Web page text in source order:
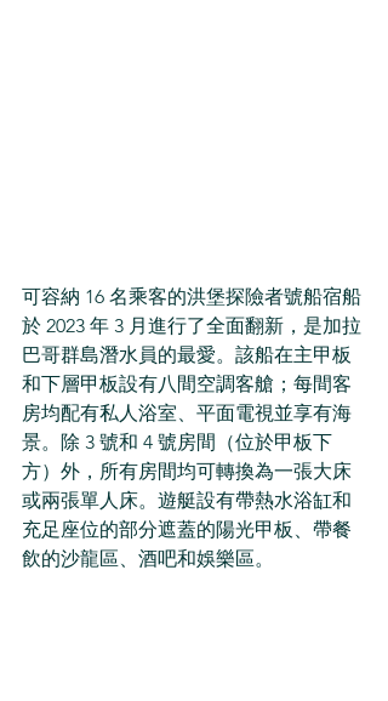
可容納 16 名乘客的洪堡探險者號船宿船
於 2023 年 3 月進行了全面翻新，是加拉
巴哥群島潛水員的最愛。該船在主甲板
和下層甲板設有八間空調客艙；每間客
房均配有私人浴室、平面電視並享有海
景。除 3 號和 4 號房間（位於甲板下
方）外，所有房間均可轉換為一張大床
或兩張單人床。遊艇設有帶熱水浴缸和
充足座位的部分遮蓋的陽光甲板、帶餐
飲的沙龍區、酒吧和娛樂區。